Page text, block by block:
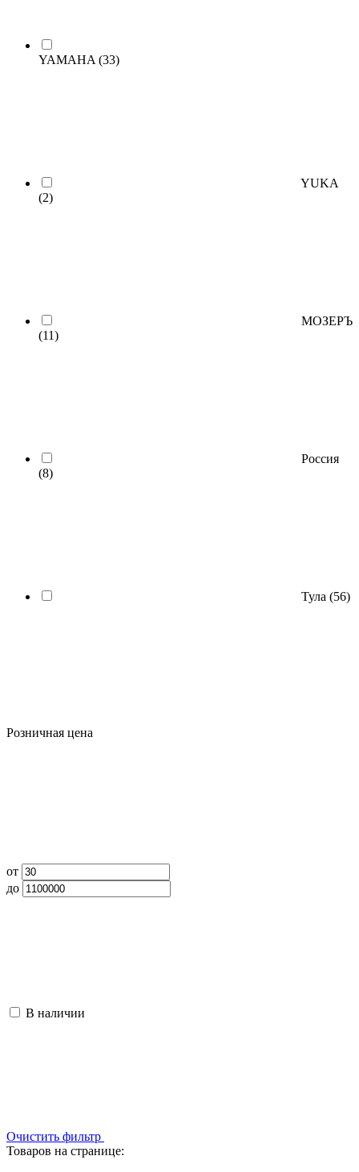
YAMAHA (33)
YUKA
(2)
МОЗЕРЪ
(11)
Россия
(8)
Тула (56)
Розничная цена
от
до
В наличии
Очистить фильтр
Товаров на странице: